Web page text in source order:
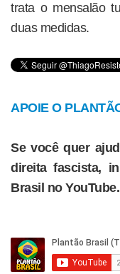
trata o mensalão
duas medidas.
APOIE O
Se você quer
direita fascista,
Brasil no YouTube.